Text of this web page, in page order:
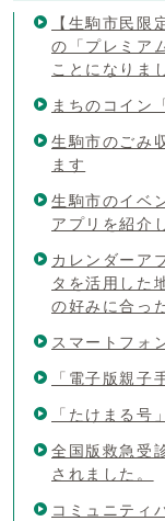
【生駒市民限
の「プレミア
ことになりま
まちのコイン
生駒市のごみ
ます
生駒市のイベ
アプリを紹介
カレンダーア
タを活用した
の好みに合っ
スマートフォ
「電子版親子
「たけまる号
全国版救急受
されました。
コミュニティ